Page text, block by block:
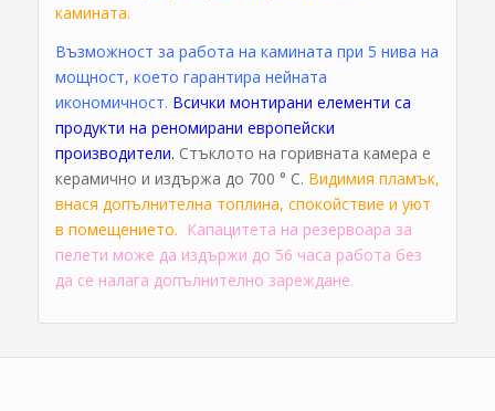
камината.
Възможност за работа на камината при 5 нива на
мощност, което гарантира нейната
икономичност. Всички монтирани елементи са
продукти на реномирани европейски
производители. Стъклото на горивната камера е
керамично и издържа до 700 ° C. Видимия пламък,
внася допълнителна топлина, спокойствие и уют
в помещението. Капацитета на резервоара за
пелети може да издържи до 56 часа работа без
да се налага допълнително зареждане.